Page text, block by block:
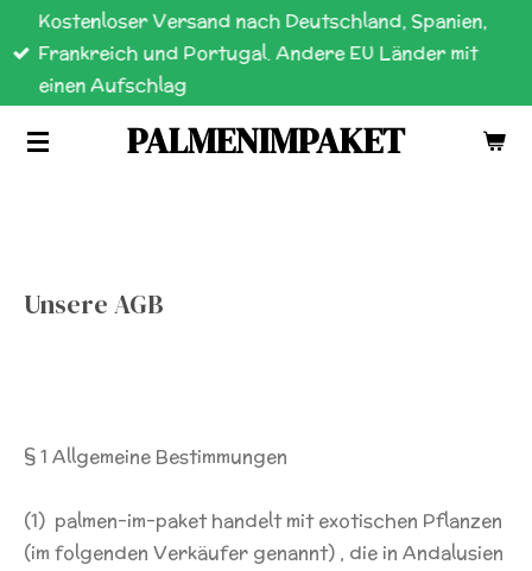
Zum
Hauptinhalt
springen
PALMENIMPAKET
Kostenloser Versand nach Deutschland, Spanien,
Frankreich und Portugal. Andere EU Länder mit
einen Aufschlag
Unsere AGB
§ 1 Allgemeine Bestimmungen
(1) palmen-im-paket handelt mit exotischen Pflanzen
(im folgenden Verkäufer genannt) , die in Andalusien